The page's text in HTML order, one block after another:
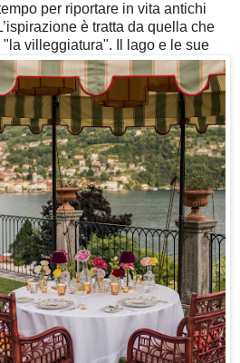
per riportare in vita antichi
è tratta da quella che
villeggiatura".
Il lago e le sue